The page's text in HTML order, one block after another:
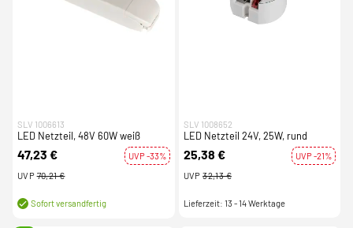
SLV 1006613
LED Netzteil, 48V 60W weiß
47,23 €
UVP -33%
UVP 70,21 €
Sofort versandfertig
SLV 1008652
LED Netzteil 24V, 25W, rund
25,38 €
UVP -21%
UVP 32,13 €
Lieferzeit: 13 - 14 Werktage